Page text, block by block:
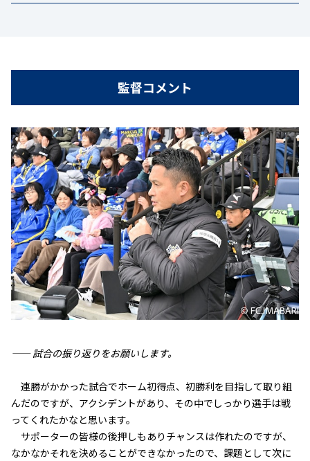
監督コメント
—— 試合の振り返りをお願いします。
連勝がかかった試合でホーム初得点、初勝利を目指して取り組
んだのですが、アクシデントがあり、その中でしっかり選手は戦
ってくれたかなと思います。
サポーターの皆様の後押しもありチャンスは作れたのですが、
なかなかそれを決めることができなかったので、課題として次に